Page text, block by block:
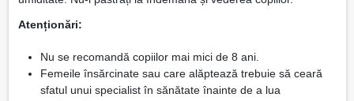
Atenționări:
Nu se recomandă copiilor mai mici de 8 ani.
Femeile însărcinate sau care alăptează trebuie să ceară
sfatul unui specialist în sănătate înainte de a lua